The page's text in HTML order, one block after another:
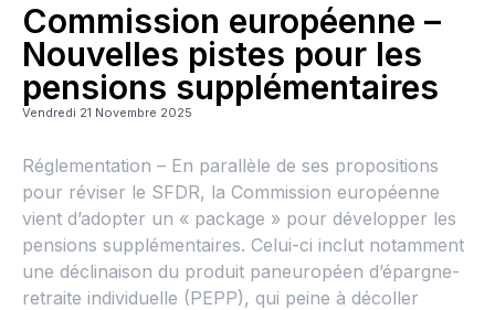
Commission européenne –
Nouvelles pistes pour les
pensions supplémentaires
Vendredi 21 Novembre 2025
Réglementation – En parallèle de ses propositions
pour réviser le SFDR, la Commission européenne
vient d’adopter un « package » pour développer les
pensions supplémentaires. Celui-ci inclut notamment
une déclinaison du produit paneuropéen d’épargne-
retraite individuelle (PEPP), qui peine à décoller